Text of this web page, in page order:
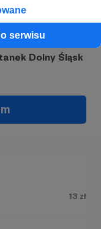
serwisu
tekstów nie
autorami.
geografów,
pracują w
łączy
Śląska i
Dolny Śląsk na
Dolny Śląsk
13 zł